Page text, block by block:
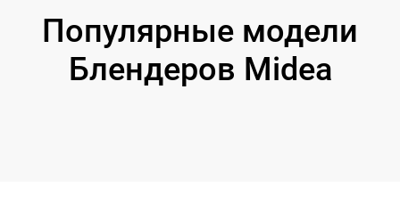
Популярные модели
Блендеров Midea